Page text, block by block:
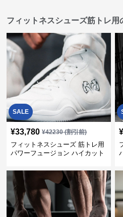
フィットネスシューズ筋トレ用
SALE
¥33,780 ¥42230(割引前)
フィットネスシューズ 筋トレ用
パワーフュージョン ハイカット
¥